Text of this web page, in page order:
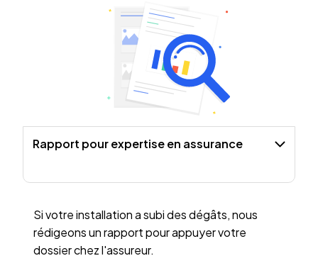
Rapport pour expertise en assurance
Si votre installation a subi des dégâts, nous
rédigeons un rapport pour appuyer votre
dossier chez l'assureur.